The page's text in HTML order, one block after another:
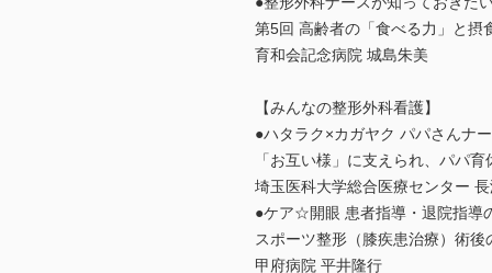
第5回 高齢者の「食べる力」と摂
育和会記念病院 城島朱美
【みんなの整形外科看護】
●ハタラク×カガヤク パパさんナ
「お互い様」に支えられ、パパ育
埼玉医科大学総合医療センター
●ケア☆開眼 患者指導・退院指導
スポーツ整形（膝疾患治療）術後
甲府病院 平井隆行